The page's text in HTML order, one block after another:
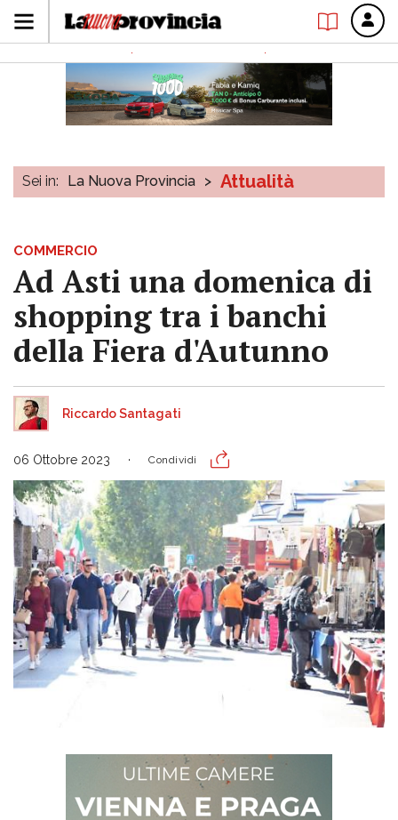
Sei in: La Nuova Provincia > Attualità
COMMERCIO
Ad Asti una domenica di
shopping tra i banchi
della Fiera d'Autunno
Riccardo Santagati
06 Ottobre 2023 Condividi